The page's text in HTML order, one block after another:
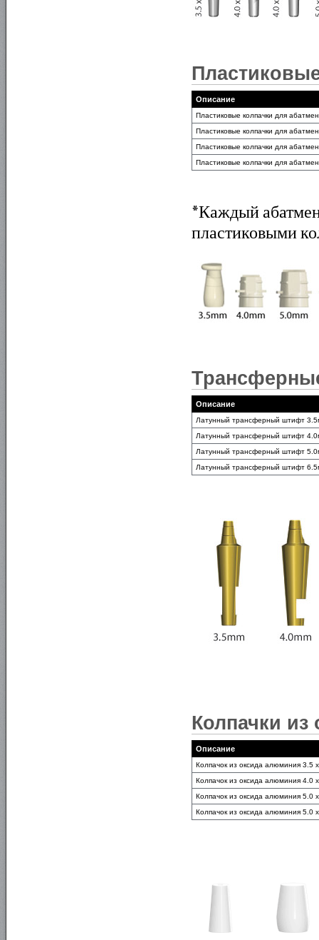
Описание
Пластиковые колпачки для
Пластиковые колпачки для
Пластиковые колпачки для
Пластиковые колпачки для
*Каждый
пластиковыми
Описание
Латунный трансферный штифт
Латунный трансферный штифт
Латунный трансферный штифт
Латунный трансферный штифт
Колпачки
Описание
Колпачок из оксида алюминия 3.5
Колпачок из оксида алюминия 4.0
Колпачок из оксида алюминия 5.0
Колпачок из оксида алюминия 5.0